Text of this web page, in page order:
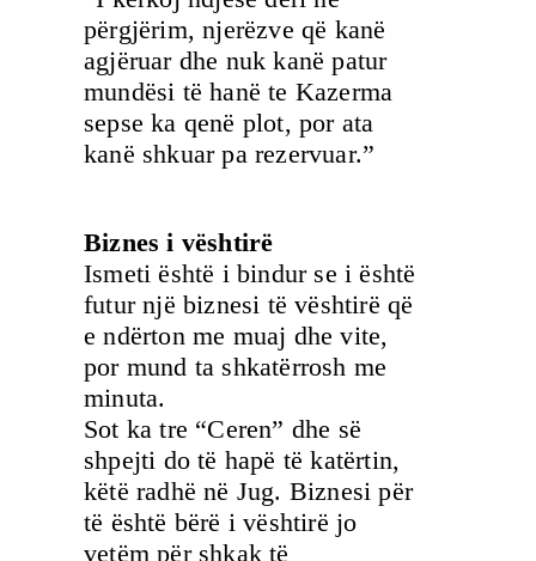
përgjërim, njerëzve që kanë
agjëruar dhe nuk kanë patur
mundësi të hanë te Kazerma
sepse ka qenë plot, por ata
kanë shkuar pa rezervuar.”
Biznes i vështirë
Ismeti është i bindur se i është
futur një biznesi të vështirë që
e ndërton me muaj dhe vite,
por mund ta shkatërrosh me
minuta.
Sot ka tre “Ceren” dhe së
shpejti do të hapë të katërtin,
këtë radhë në Jug. Biznesi për
të është bërë i vështirë jo
vetëm për shkak të